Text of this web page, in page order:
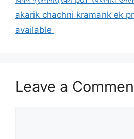
akarik chachni kramank ek
available
Leave a